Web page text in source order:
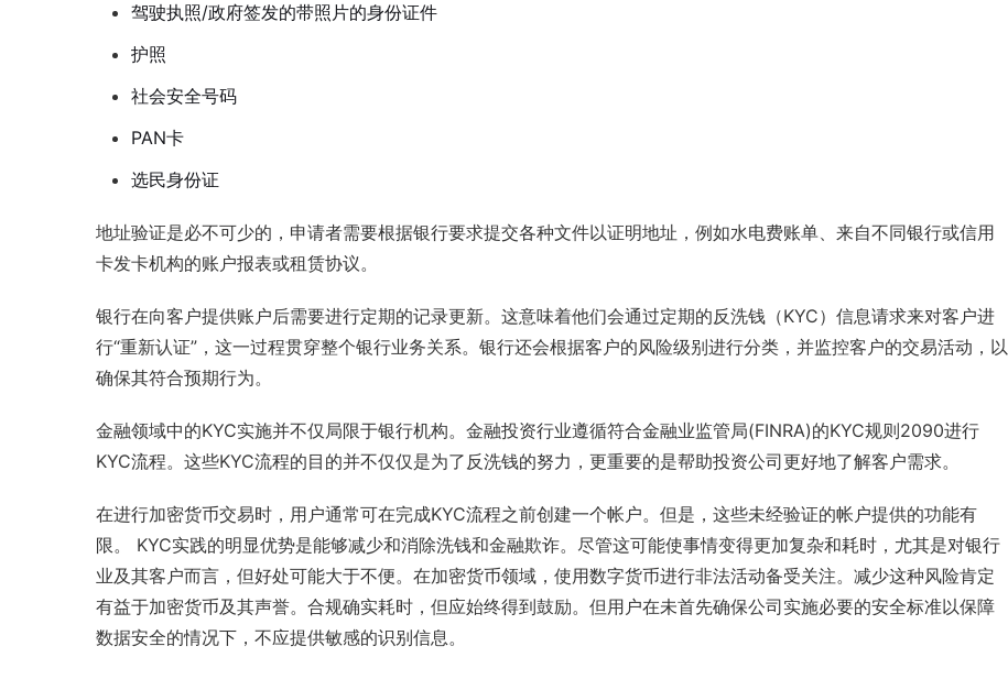
驾驶执照/政府签发的带照片的身份证件
护照
社会安全号码
PAN卡
选民身份证
地址验证是必不可少的，申请者需要根据银行要求提交各种文件以证明地址，例如水电费账单、来自不同银行或信用
卡发卡机构的账户报表或租赁协议。
银行在向客户提供账户后需要进行定期的记录更新。这意味着他们会通过定期的反洗钱（KYC）信息请求来对客户进
行“重新认证”，这一过程贯穿整个银行业务关系。银行还会根据客户的风险级别进行分类，并监控客户的交易活动，以
确保其符合预期行为。
金融领域中的KYC实施并不仅局限于银行机构。金融投资行业遵循符合金融业监管局(FINRA)的KYC规则2090进行
KYC流程。这些KYC流程的目的并不仅仅是为了反洗钱的努力，更重要的是帮助投资公司更好地了解客户需求。
在进行加密货币交易时，用户通常可在完成KYC流程之前创建一个帐户。但是，这些未经验证的帐户提供的功能有
限。 KYC实践的明显优势是能够减少和消除洗钱和金融欺诈。尽管这可能使事情变得更加复杂和耗时，尤其是对银行
业及其客户而言，但好处可能大于不便。在加密货币领域，使用数字货币进行非法活动备受关注。减少这种风险肯定
有益于加密货币及其声誉。合规确实耗时，但应始终得到鼓励。但用户在未首先确保公司实施必要的安全标准以保障
数据安全的情况下，不应提供敏感的识别信息。